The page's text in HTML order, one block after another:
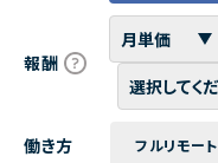
報酬
働き方 フルリモート